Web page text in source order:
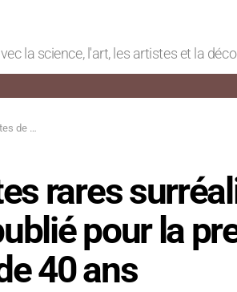
la science, l'art, les artistes et la
plus de 40 ans
rares
pour la
40 ans